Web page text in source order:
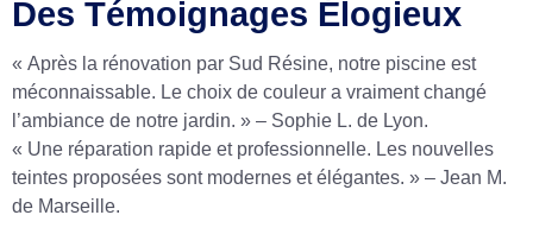
Des Témoignages Élogieux
« Après la rénovation par Sud Résine, notre piscine est
méconnaissable. Le choix de couleur a vraiment changé
l’ambiance de notre jardin. » – Sophie L. de Lyon.
« Une réparation rapide et professionnelle. Les nouvelles
teintes proposées sont modernes et élégantes. » – Jean M.
de Marseille.